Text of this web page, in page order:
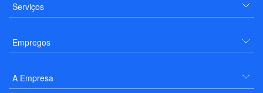
Serviços
Empregos
A Empresa